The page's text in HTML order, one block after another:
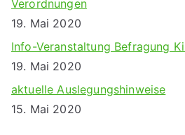
Verordnungen
19. Mai 2020
Info-Veranstaltung Befragung
19. Mai 2020
aktuelle Auslegungshinweise
15. Mai 2020